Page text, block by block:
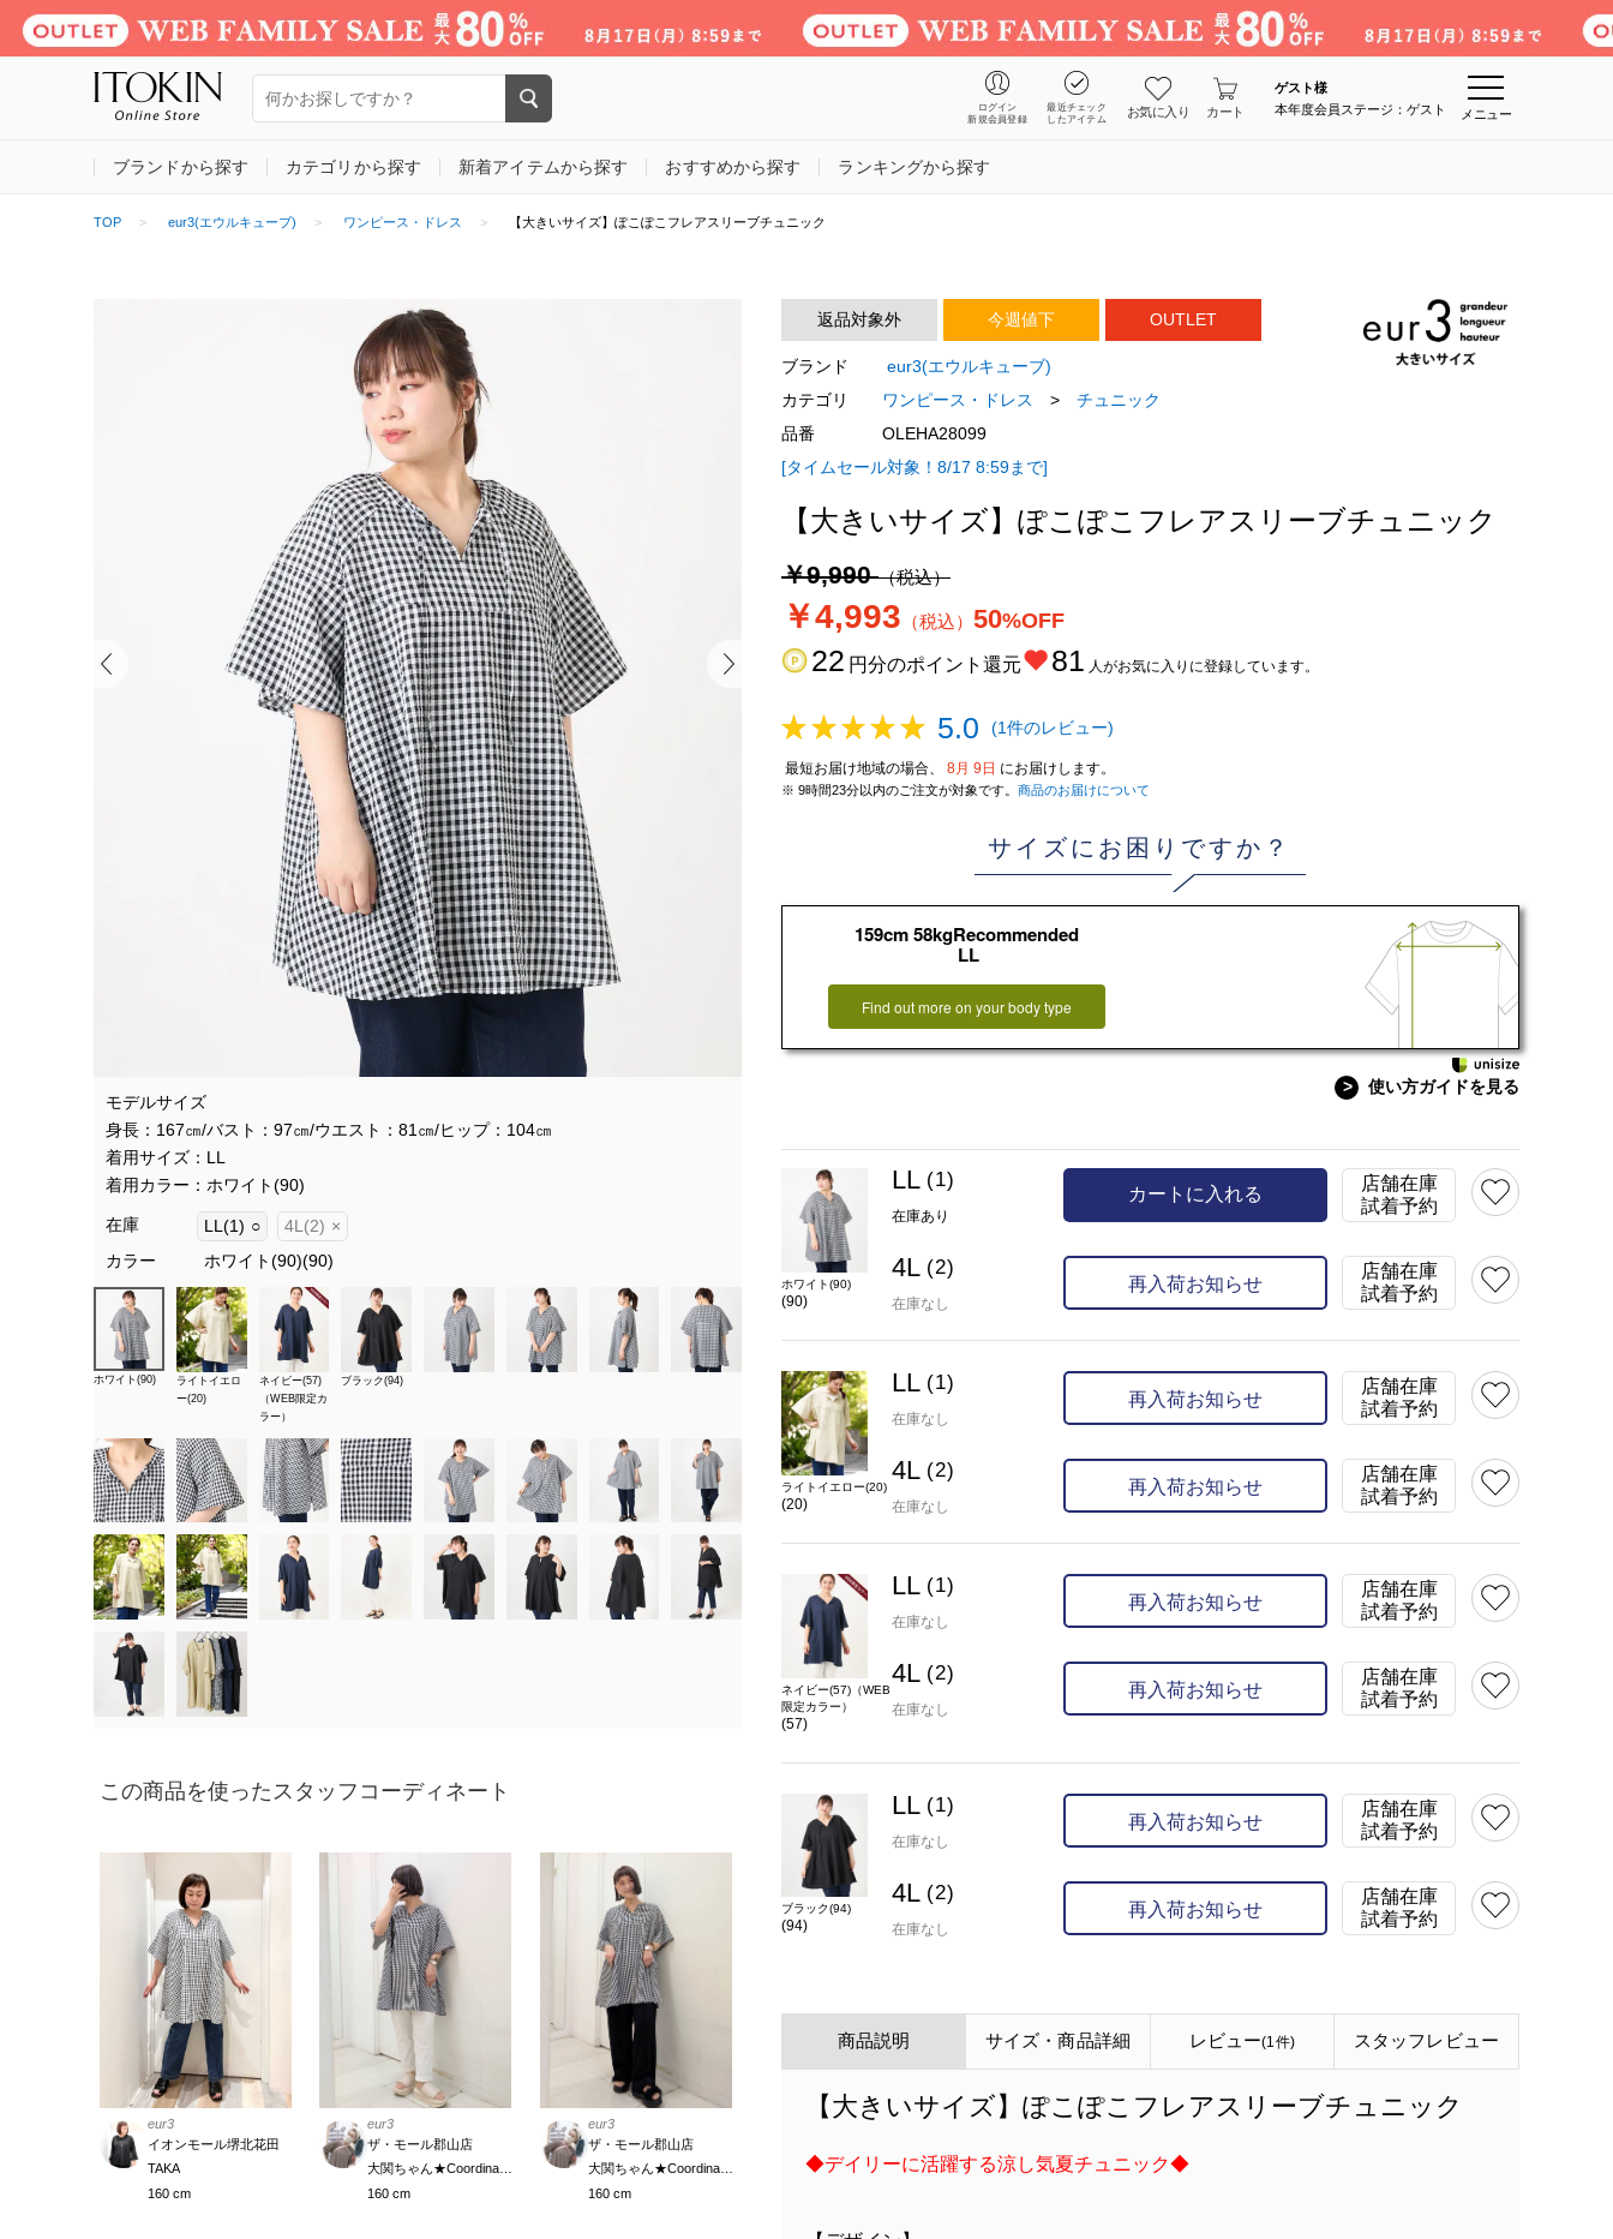
ログイン
新規会員登録
最近チェック
したアイテム
お気に入り カート
ゲスト様
本年度会員ステージ：ゲスト
メニュー
ブランドから探す カテゴリから探す 新着アイテムから探す おすすめから探す ランキングから探す
TOP eur3(エウルキューブ) ワンピース・ドレス 【大きいサイズ】ぽこぽこフレアスリーブチュニック
モデルサイズ
身長：167㎝/バスト：97㎝/ウエスト：81㎝/ヒップ：104㎝
着用サイズ：LL
着用カラー：ホワイト(90)
在庫 LL(1) ○ 4L(2) ×
カラー
ホワイト(90)(90)
着用カラー：ライトイエロー(20)
LL(1) × 4L(2)
ライトイエロー(20)(20)
モデルサイズ
着用カラー：ネイビー(57)
在庫
カラー
ネイビー(57)
ホワイト(90)
ライトイエロ
ー(20)
ネイビー(57)
（WEB限定カ
ラー）
ブラック(94)
この商品を使ったスタッフコーディネート
eur3
イオンモール堺北花田
TAKA
160 cm
eur3
ザ・モール郡山店
160 cm
eur3
ザ・モール郡山店
大関ちゃん★Coordinate Meister
160 cm
返品対象外 今週値下 OUTLET
ブランド
eur3(エウルキューブ)
カテゴリ
ワンピース・ドレス >
チュニック
品番
OLEHA28099
[タイムセール対象！8/17 8:59まで]
【大きいサイズ】ぽこぽこフレアスリーブチュニック
￥9,990（税込）
￥4,993 （税込） 50%OFF
22 円分のポイント還元 81 人がお気に入りに登録しています。
5.0 (1件のレビュー)
最短お届け地域の場合、 8月 9日 にお届けします。
※ 9時間23分以内のご注文が対象です。 商品のお届けについて
サイズにお困りですか？
159cm 58kgRecommended
LL
Find out more on your body type
> 使い方ガイドを見る
ホワイト(90)
(90)
LL (1)
在庫あり
カートに入れる
店舗在庫
試着予約
4L (2)
在庫なし
再入荷お知らせ
店舗在庫
試着予約
ライトイエロー(20)
(20)
LL (1)
在庫なし
再入荷お知らせ
店舗在庫
試着予約
4L (2)
在庫なし
再入荷お知らせ
店舗在庫
試着予約
ネイビー(57)（WEB
限定カラー）
(57)
LL (1)
在庫なし
再入荷お知らせ
店舗在庫
試着予約
4L (2)
在庫なし
再入荷お知らせ
店舗在庫
試着予約
ブラック(94)
(94)
LL (1)
在庫なし
再入荷お知らせ
店舗在庫
試着予約
4L (2)
在庫なし
再入荷お知らせ
店舗在庫
試着予約
商品説明 サイズ・商品詳細 レビュー(1件) スタッフ レビュー
【大きいサイズ】ぽこぽこフレアスリーブチュニック
◆デイリーに活躍する涼し気夏チュニック◆